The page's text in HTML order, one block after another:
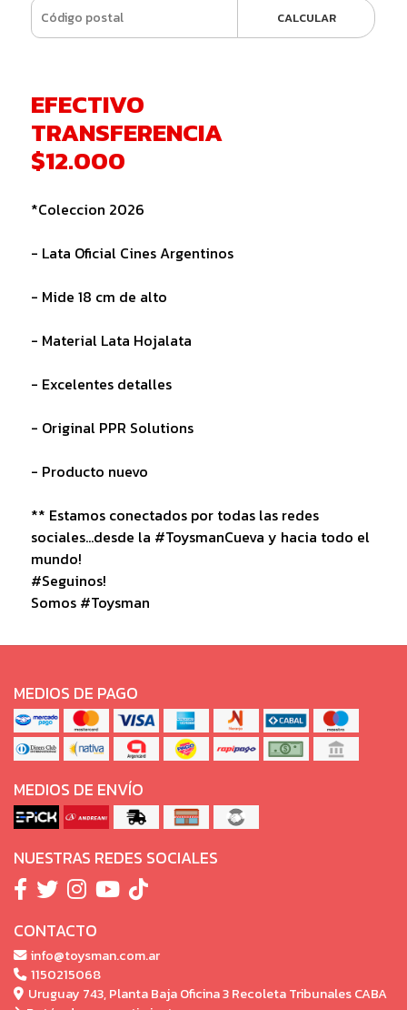
CALCULAR
EFECTIVO
TRANSFERENCIA
$12.000
*Coleccion 2026
- Lata Oficial Cines Argentinos
- Mide 18 cm de alto
- Material Lata Hojalata
- Excelentes detalles
- Original PPR Solutions
- Producto nuevo
** Estamos conectados por todas las redes
sociales...desde la #ToysmanCueva y hacia todo el
mundo!
#Seguinos!
Somos #Toysman
MEDIOS DE PAGO
MEDIOS DE ENVÍO
NUESTRAS REDES SOCIALES
CONTACTO
info@toysman.com.ar
1150215068
Uruguay 743, Planta Baja Oficina 3 Recoleta Tribunales CABA